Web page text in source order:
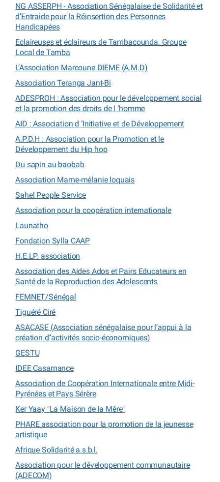
NG ASSERPH - Association Sénégalaise de Solidarité et
d’Entraide pour la Réinsertion des Personnes
Handicapées
Eclaireuses et éclaireurs de Tambacounda. Groupe
Local de Tamba
L’Association Marcoune DIEME (A.M.D)
Association Teranga Jant-Bi
ADESPROH : Association pour le développement social
et la promotion des droits de l ’homme
AID : Association d ’Initiative et de Développement
A.P.D.H : Association pour la Promotion et le
Développement du Hip hop
Du sapin au baobab
Association Mame-mélanie loquais
Sahel People Service
Association pour la coopération internationale
Launatho
Fondation Sylla CAAP
H.E.LP. association
Association des Aides Ados et Pairs Educateurs en
Santé de la Reproduction des Adolescents
FEMNET/Sénégal
Tiguéré Ciré
ASACASE (Association sénégalaise pour l’appui à la
création d’’activités socio-économiques)
GESTU
IDEE Casamance
Association de Coopération Internationale entre Midi-
Pyrénées et Pays Sérère
Ker Yaay "La Maison de la Mère"
PHARE association pour la promotion de la jeunesse
artistique
Afrique Solidarité a.s.b.l.
Association pour le développement communautaire
(ADECOM)